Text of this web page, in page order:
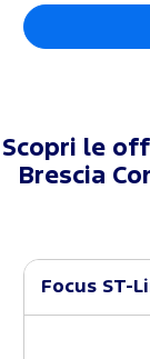
Scopri le
Brescia
Focus ST-